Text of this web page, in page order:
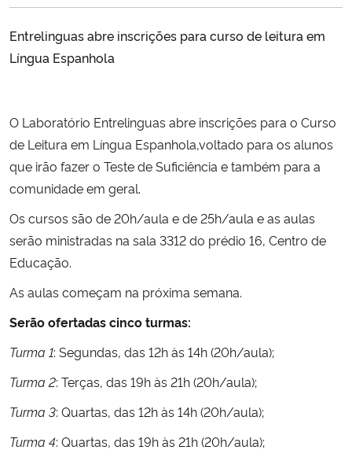
Ministério de Minas e Energia
Ministério do Meio Ambiente
Ministério do Turismo
Controladoria-Geral da União
Ministério da Mulher, da Família e dos Direitos Humanos
Secretaria-Geral
Gabinete de Segurança Institucional
Entrelinguas abre inscrições para curso de leitura em
Língua Espanhola
O Laboratório Entrelinguas abre inscrições para o Curso
de Leitura em Língua Espanhola,voltado para os alunos
que irão fazer o Teste de Suficiência e também para a
comunidade em geral.
Os cursos são de 20h/aula e de 25h/aula e as aulas
serão ministradas na sala 3312 do prédio 16, Centro de
Educação.
As aulas começam na próxima semana.
Serão ofertadas cinco turmas:
Turma 1: Segundas, das 12h às 14h (20h/aula);
Turma 2: Terças, das 19h às 21h (20h/aula);
Turma 3: Quartas, das 12h às 14h (20h/aula);
Turma 4: Quartas, das 19h às 21h (20h/aula);